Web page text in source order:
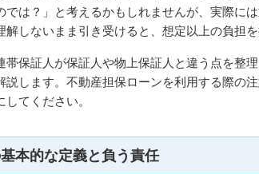
では？」と考えるかもしれませんが、実際に
解しないまま引き受けると、想定以上の負担
帯保証人が保証人や物上保証人と違う点を整
説します。不動産担保ローンを利用する際の
てください。
本的な定義と負う責任